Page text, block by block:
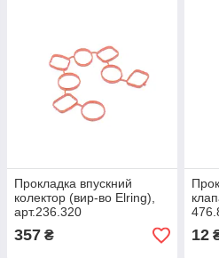
Прокладка впускний
колектор (вир-во Elring),
арт.236.320
357₴ 12